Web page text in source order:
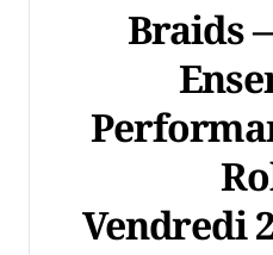
Braids
Vendredi